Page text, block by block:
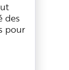
des
pour